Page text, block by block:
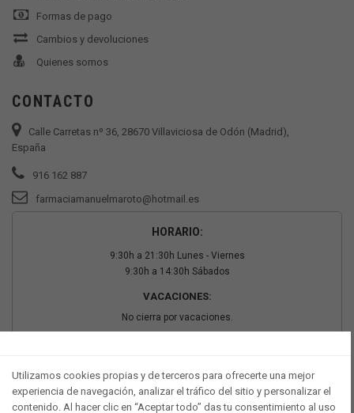
Formas de pago
Cambios y devoluciones
Quienes somos
CONTACTO
Calle Carretas nº 36, 28670 Villaviciosa de Odón (Madrid),
España
916 162 887
farmaciamanuelmaroto@hotmail.es
HORARIO:
9:30h a 21:30h Lunes - Viernes
9:30h a 14:30h Sábados
VACACIONES:
No cierra por vacaciones.
Utilizamos cookies propias y de terceros para ofrecerte una mejor
experiencia de navegación, analizar el tráfico del sitio y personalizar el
contenido. Al hacer clic en “Aceptar todo” das tu consentimiento al uso